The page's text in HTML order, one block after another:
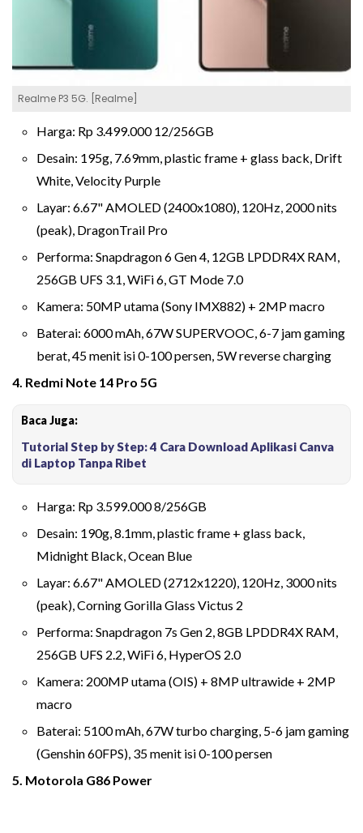
Realme P3 5G. [Realme]
Harga: Rp 3.499.000 12/256GB
Desain: 195g, 7.69mm, plastic frame + glass back, Drift
White, Velocity Purple
Layar: 6.67" AMOLED (2400x1080), 120Hz, 2000 nits
(peak), DragonTrail Pro
Performa: Snapdragon 6 Gen 4, 12GB LPDDR4X RAM,
256GB UFS 3.1, WiFi 6, GT Mode 7.0
Kamera: 50MP utama (Sony IMX882) + 2MP macro
Baterai: 6000 mAh, 67W SUPERVOOC, 6-7 jam gaming
berat, 45 menit isi 0-100 persen, 5W reverse charging
4. Redmi Note 14 Pro 5G
Baca Juga:
Tutorial Step by Step: 4 Cara Download Aplikasi Canva
di Laptop Tanpa Ribet
Harga: Rp 3.599.000 8/256GB
Desain: 190g, 8.1mm, plastic frame + glass back,
Midnight Black, Ocean Blue
Layar: 6.67" AMOLED (2712x1220), 120Hz, 3000 nits
(peak), Corning Gorilla Glass Victus 2
Performa: Snapdragon 7s Gen 2, 8GB LPDDR4X RAM,
256GB UFS 2.2, WiFi 6, HyperOS 2.0
Kamera: 200MP utama (OIS) + 8MP ultrawide + 2MP
macro
Baterai: 5100 mAh, 67W turbo charging, 5-6 jam gaming
(Genshin 60FPS), 35 menit isi 0-100 persen
5. Motorola G86 Power